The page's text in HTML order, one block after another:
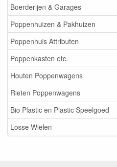
Boerderijen & Garages
Poppenhuizen & Pakhuizen
Poppenhuis Attributen
Poppenkasten etc.
Houten Poppenwagens
Rieten Poppenwagens
Bio Plastic en Plastic Speelgoed
Losse Wielen